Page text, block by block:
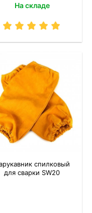
На складе
спилковый
для сварки SW20